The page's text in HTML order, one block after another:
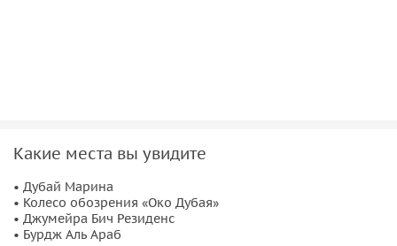
Какие места вы увидите
• Дубай Марина
• Колесо обозрения «Око Дубая»
• Джумейра Бич Резиденс
• Бурдж Аль Араб